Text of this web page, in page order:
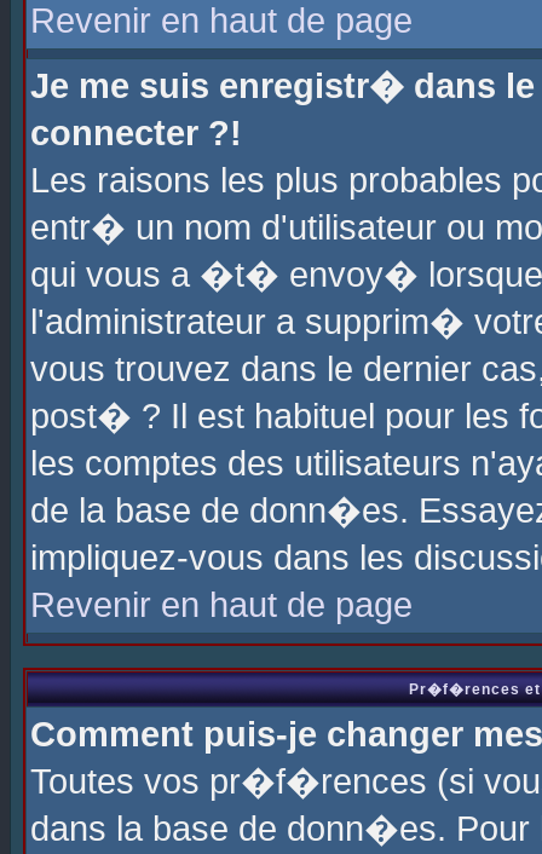
Revenir en haut de page
Je me suis enregistr� dans
connecter ?!
Les raisons les plus probables
entr� un nom d'utilisateur ou
qui vous a �t� envoy�
l'administrateur a supprim�
vous trouvez dans le dernier
post� ? Il est habituel pour les
les comptes des utilisateurs
de la base de donn�es.
impliquez-vous dans les
Revenir en haut de page
Pr�f�rences et
Comment puis-je changer
Toutes vos pr�f�rences (si
dans la base de donn�es.